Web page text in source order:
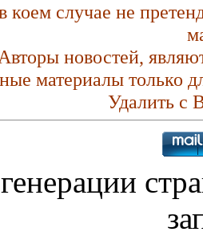
коем случае не
новостей,
материалы только
Удалить с